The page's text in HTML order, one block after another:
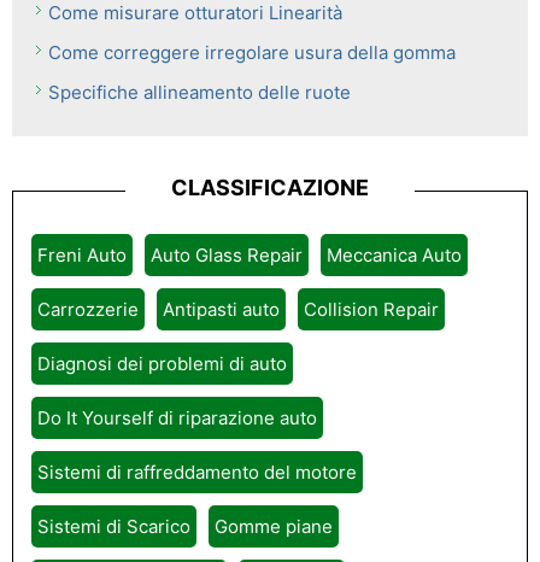
Come misurare otturatori Linearità
Come correggere irregolare usura della gomma
Specifiche allineamento delle ruote
CLASSIFICAZIONE
Freni Auto Auto Glass Repair Meccanica Auto
Carrozzerie Antipasti auto Collision Repair
Diagnosi dei problemi di auto
Do It Yourself di riparazione auto
Sistemi di raffreddamento del motore
Sistemi di Scarico Gomme piane